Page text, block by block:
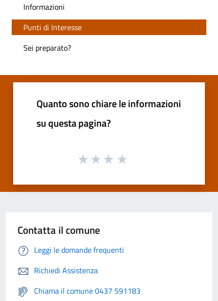
Informazioni
Punti di Interesse
Sei preparato?
Quanto sono chiare le informazioni
su questa pagina?
Contatta il comune
Leggi le domande frequenti
Richiedi Assistenza
Chiama il comune 0437 591183